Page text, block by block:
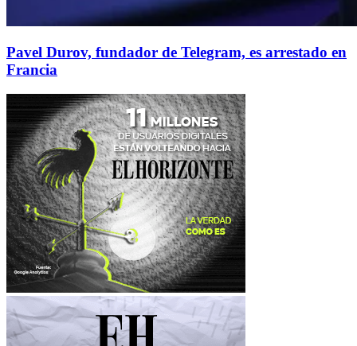
Pavel Durov, fundador de Telegram, es arrestado en
Francia